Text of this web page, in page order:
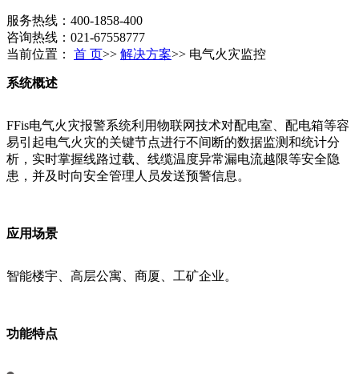
服务热线：400-1858-400
咨询热线：021-67558777
当前位置：
首 页>> 解决方案>> 电气火灾监控
系统概述
FFis电气火灾报警系统利用物联网技术对配电室、配电箱等容
易引起电气火灾的关键节点进行不间断的数据监测和统计分
析，实时掌握线路过载、线缆温度异常漏电流越限等安全隐
患，并及时向安全管理人员发送预警信息。
应用场景
智能楼宇、高层公寓、商厦、工矿企业。
功能特点